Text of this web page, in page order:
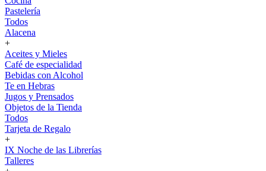
Pastelería
Todos
Alacena
+
Aceites y Mieles
Café de especialidad
Bebidas con Alcohol
Te en Hebras
Jugos y Prensados
Objetos de la Tienda
Todos
Tarjeta de Regalo
+
IX Noche de las Librerías
Talleres